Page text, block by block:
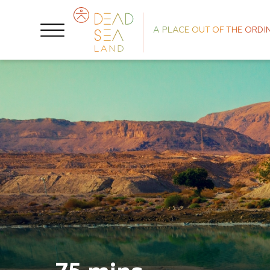
A PLACE OUT OF THE